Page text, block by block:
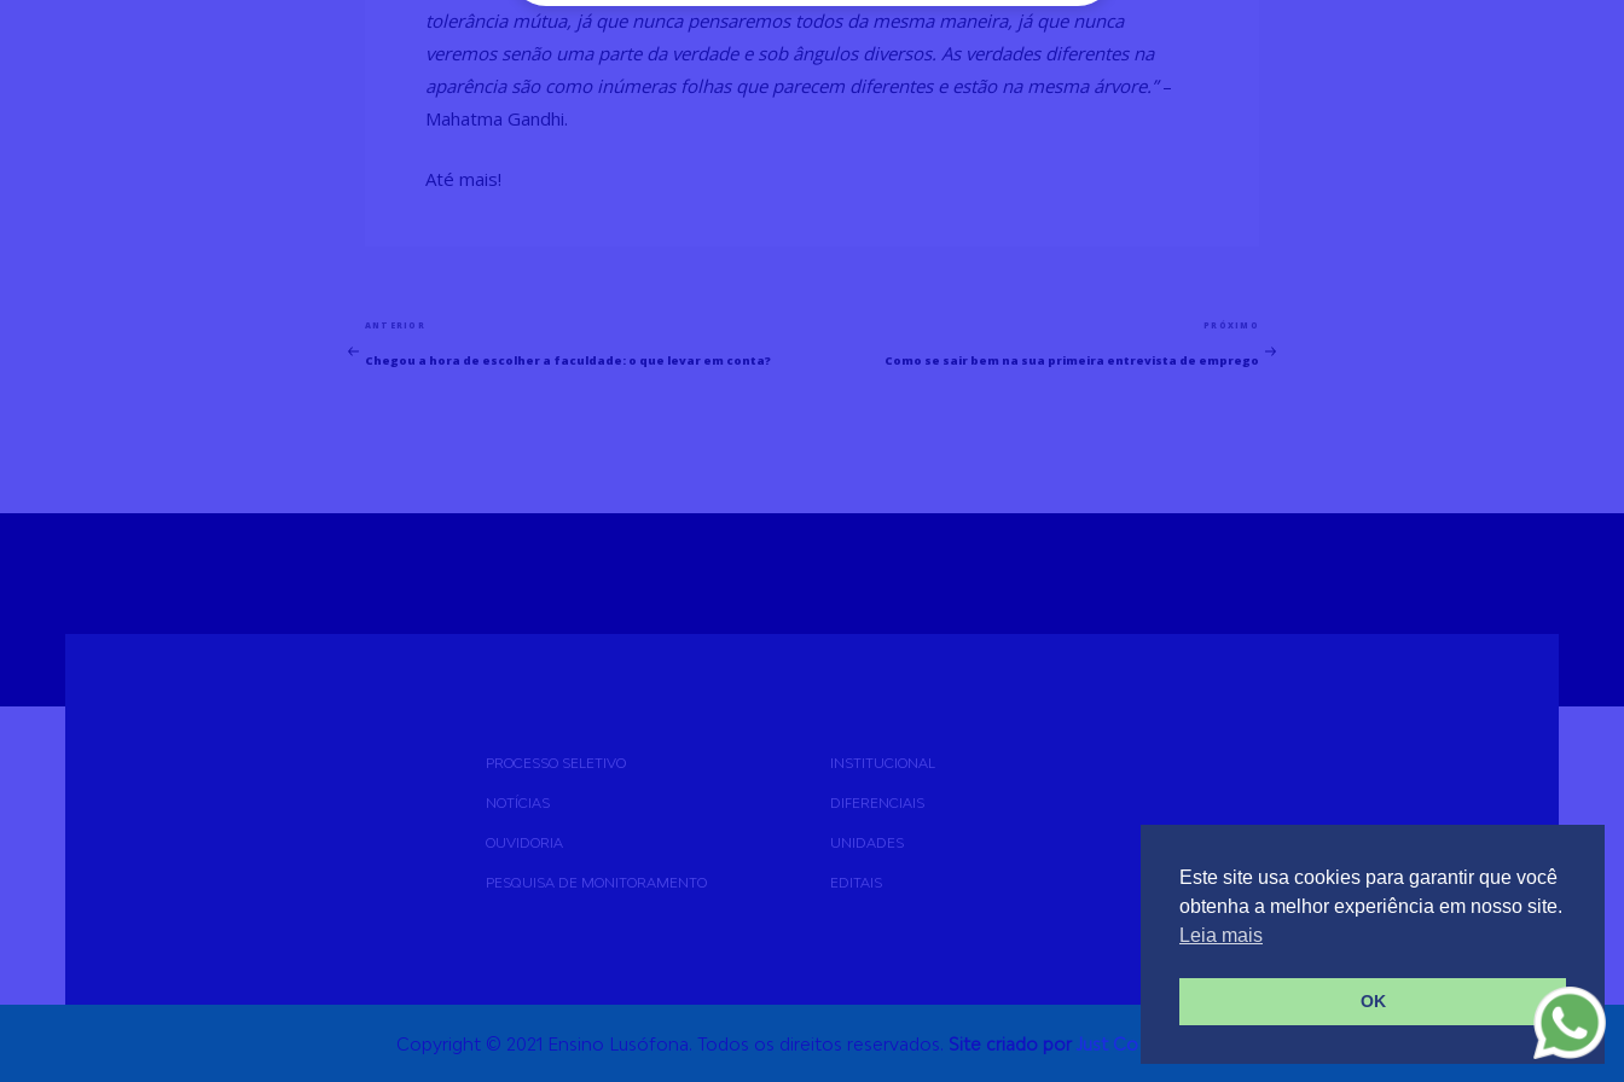
tolerância mútua, já que nunca pensaremos todos da mesma maneira, já que nunca
veremos senão uma parte da verdade e sob ângulos diversos. As verdades diferentes na
aparência são como inúmeras folhas que parecem diferentes e estão na mesma árvore.”–
Mahatma Gandhi.
Até mais!
Post
Post
Anterior
ANTERIOR
Chegou a hora de escolher a faculdade: o que levar em conta?
PRÓXIMO
Como se sair bem na sua primeira entrevista de emprego
PROCESSO SELETIVO
NOTÍCIAS
OUVIDORIA
PESQUISA DE MONITORAMENTO
INSTITUCIONAL
DIFERENCIAIS
UNIDADES
EDITAIS
Copyright © 2021 Ensino Lusófona. Todos os direitos reservados. Site criado por Just Co Marketing
Este site usa cookies para garantir que você
obtenha a melhor experiência em nosso site.
Leia mais
OK